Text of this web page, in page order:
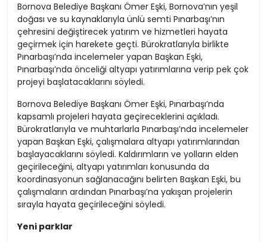
Bornova Belediye Başkanı Ömer Eşki, Bornova’nın yeşil
doğası ve su kaynaklarıyla ünlü semti Pınarbaşı’nın
çehresini değiştirecek yatırım ve hizmetleri hayata
geçirmek için harekete geçti. Bürokratlarıyla birlikte
Pınarbaşı’nda incelemeler yapan Başkan Eşki,
Pınarbaşı’nda önceliği altyapı yatırımlarına verip pek çok
projeyi başlatacaklarını söyledi.
Bornova Belediye Başkanı Ömer Eşki, Pınarbaşı’nda
kapsamlı projeleri hayata geçireceklerini açıkladı.
Bürokratlarıyla ve muhtarlarla Pınarbaşı’nda incelemeler
yapan Başkan Eşki, çalışmalara altyapı yatırımlarından
başlayacaklarını söyledi. Kaldırımların ve yolların elden
geçirileceğini, altyapı yatırımları konusunda da
koordinasyonun sağlanacağını belirten Başkan Eşki, bu
çalışmaların ardından Pınarbaşı’na yakışan projelerin
sırayla hayata geçirileceğini söyledi.
Yeni parklar